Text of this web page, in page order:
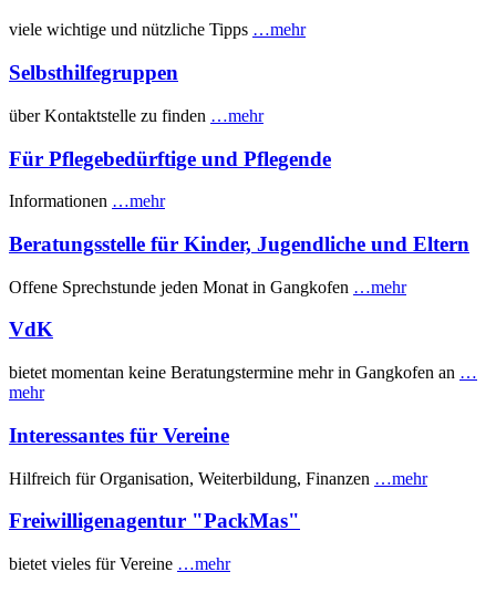
viele wichtige und nützliche Tipps …mehr
Selbsthilfegruppen
über Kontaktstelle zu finden …mehr
Für Pflegebedürftige und Pflegende
Informationen …mehr
Beratungsstelle für Kinder, Jugendliche und Eltern
Offene Sprechstunde jeden Monat in Gangkofen …mehr
VdK
bietet momentan keine Beratungstermine mehr in Gangkofen an …
mehr
Interessantes für Vereine
Hilfreich für Organisation, Weiterbildung, Finanzen …mehr
Freiwilligenagentur "PackMas"
bietet vieles für Vereine …mehr